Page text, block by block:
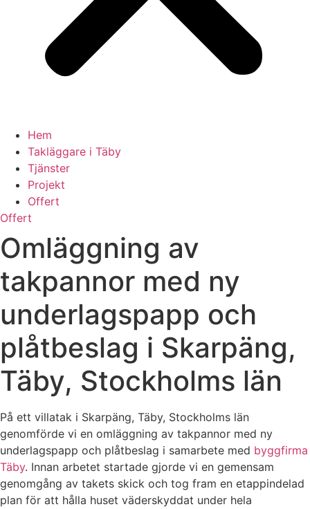
Hem
Takläggare i Täby
Tjänster
Projekt
Offert
Offert
Omläggning av
takpannor med ny
underlagspapp och
plåtbeslag i Skarpäng,
Täby, Stockholms län
På ett villatak i Skarpäng, Täby, Stockholms län
genomförde vi en omläggning av takpannor med ny
underlagspapp och plåtbeslag i samarbete med byggfirma
Täby. Innan arbetet startade gjorde vi en gemensam
genomgång av takets skick och tog fram en etappindelad
plan för att hålla huset väderskyddat under hela